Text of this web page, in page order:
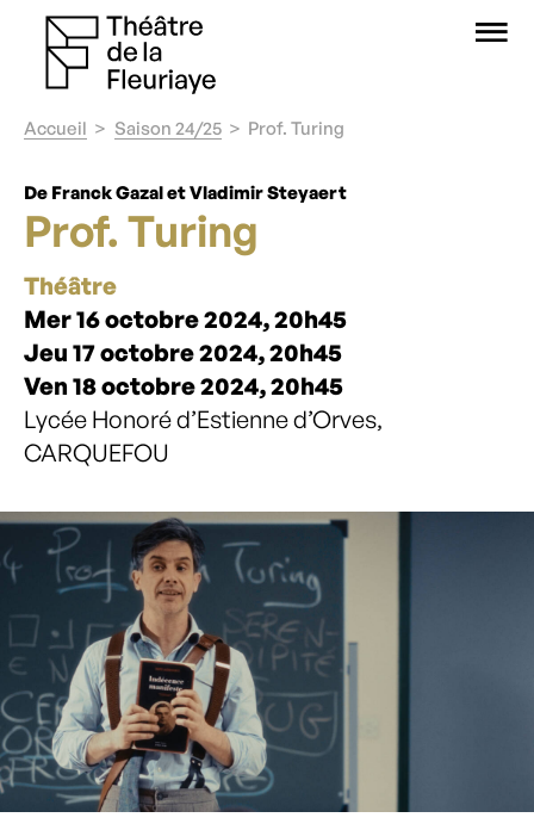
Accueil Saison 24/25 Prof. Turing
De Franck Gazal et Vladimir Steyaert
Prof. Turing
Théâtre
Mer 16 octobre 2024, 20h45
Jeu 17 octobre 2024, 20h45
Ven 18 octobre 2024, 20h45
Lycée Honoré d’Estienne d’Orves,
CARQUEFOU